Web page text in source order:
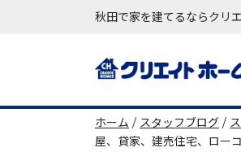
秋田で家を建てるならクリ
メインナビゲーション
ホーム / スタッフブログ /
屋、貸家、建売住宅、ロー